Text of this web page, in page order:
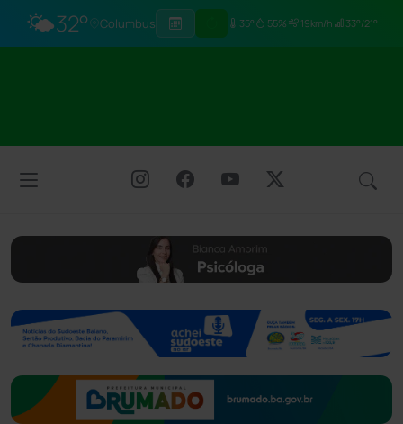
🌤️32° Columbus 35° 55% 19km/h 33°/21°